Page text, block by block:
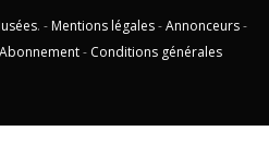
. - Mentions légales-Annonceurs-
Abonnement- Conditions générales